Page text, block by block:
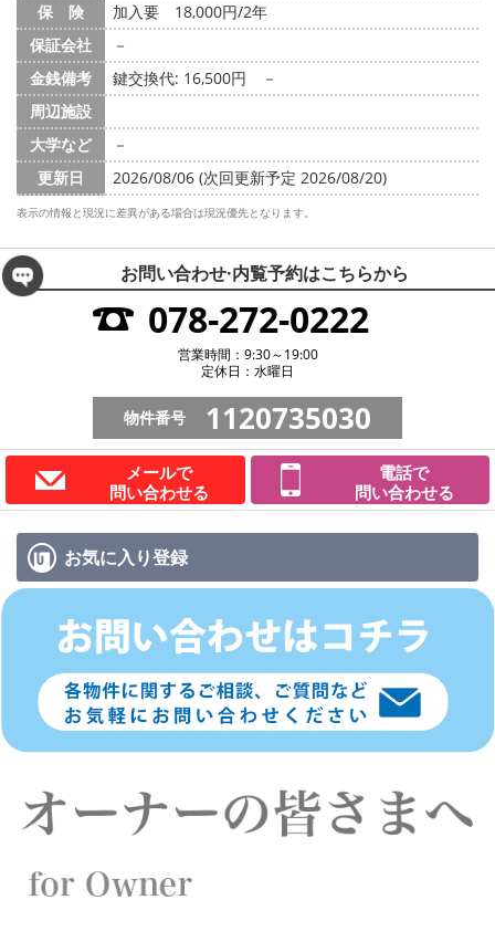
保 険
加入要 18,000円/2年
保証会社
－
金銭備考
鍵交換代: 16,500円
－
周辺施設
大学など
－
更新日
2026/08/06 (次回更新予定 2026/08/20)
表示の情報と現況に差異がある場合は現況優先となります。
お問い合わせ·内覧予約はこちらから
078-272-0222
営業時間：9:30～19:00
定休日：水曜日
物件番号 1120735030
メールで
問い合わせる
電話で
問い合わせる
お気に入り登録